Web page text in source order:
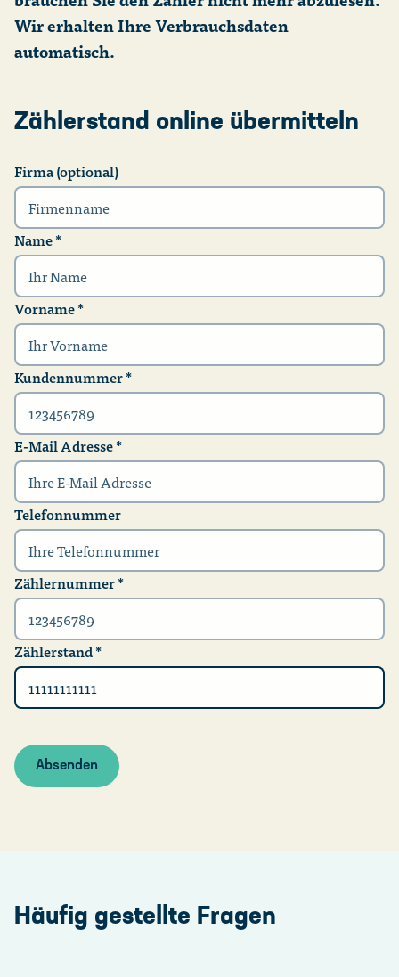
Rechnungshelfer
Wir erhalten Ihre Verbrauchsdaten
automatisch.
Zählerstand online übermitteln
Firma (optional)
Name*
Vorname*
Kundennummer*
E-Mail Adresse*
Telefonnummer
Zählernummer*
Zählerstand*
Absenden
Häufig gestellte Fragen